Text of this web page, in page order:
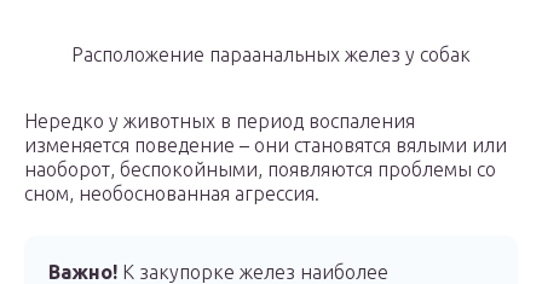
Расположение параанальных желез у собак
Нередко у животных в период воспаления
изменяется поведение – они становятся вялыми или
наоборот, беспокойными, появляются проблемы со
сном, необоснованная агрессия.
Важно! К закупорке желез наиболее